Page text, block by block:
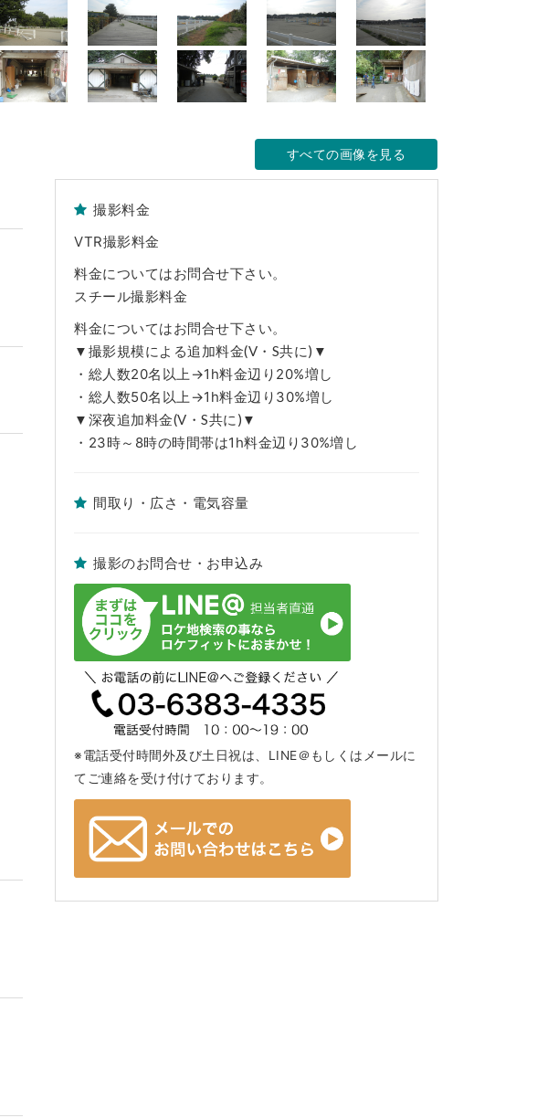
すべての画像を見る
撮影料金
VTR撮影料金
料金についてはお問合せ下さい。
スチール撮影料金
料金についてはお問合せ下さい。
▼撮影規模による追加料金(V・S共に)▼
・総人数20名以上→1h料金辺り20%増し
・総人数50名以上→1h料金辺り30%増し
▼深夜追加料金(V・S共に)▼
・23時～8時の時間帯は1h料金辺り30%増し
間取り・広さ・電気容量
撮影のお問合せ・お申込み
※電話受付時間外及び土日祝は、LINE＠もしくはメールに
てご連絡を受け付けております。